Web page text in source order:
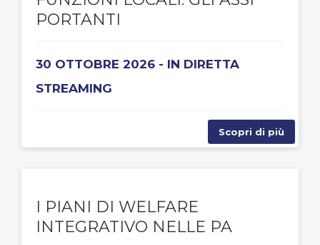
PORTANTI
30 OTTOBRE 2026 - IN DIRETTA
STREAMING
Scopri di più
I PIANI DI WELFARE
INTEGRATIVO NELLE PA